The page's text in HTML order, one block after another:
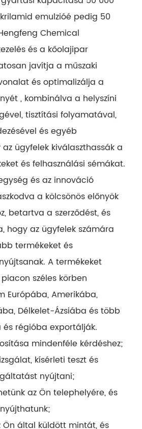
emulzióé pedig 50
Chemical
és a kőolajipar
javítja a műszaki
és optimalizálja a
, kombinálva a helyszíni
tisztítási folyamatával,
és egyéb
ügyfelek kiválaszthassák a
és felhasználási sémákat.
és az innováció
a kölcsönös előnyök
betartva a szerződést, és
hogy az ügyfelek számára
termékeket és
A termékeket
széles körben
Európába, Amerikába,
Délkelet-Ázsiába és több
régióba exportálják.
mindenféle kérdéshez;
kísérleti teszt és
nyújtani;
az Ön telephelyére, és
Ön által küldött mintát, és